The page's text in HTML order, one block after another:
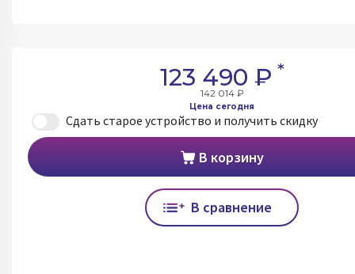
123 490 ₽ *
142 014 ₽
Цена сегодня
Сдать старое устройство и получить скидку
В корзину
В сравнение